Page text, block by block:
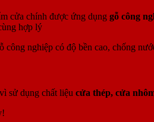
cửa chính được ứng dụng gỗ công
hợp lý
nghiệp có độ bền cao, chống
sử dụng chất liệu cửa thép, cửa